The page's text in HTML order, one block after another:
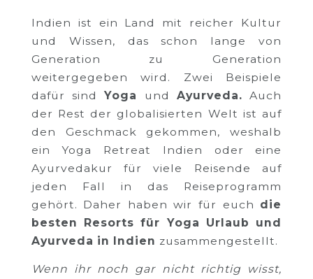
Indien ist ein Land mit reicher Kultur
und Wissen, das schon lange von
Generation zu Generation
weitergegeben wird. Zwei Beispiele
dafür sindYoga und Ayurveda.Auch
der Rest der globalisierten Welt ist auf
den Geschmack gekommen, weshalb
ein Yoga Retreat Indien oder eine
Ayurvedakur für viele Reisende auf
jeden Fall in das Reiseprogramm
gehört. Daher haben wir für euch die
besten Resorts für Yoga Urlaub und
Ayurveda in Indien zusammengestellt.
Wenn ihr noch gar nicht richtig wisst,